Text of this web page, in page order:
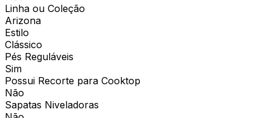
Linha ou Coleção
Arizona
Estilo
Clássico
Pés Reguláveis
Sim
Possui Recorte para Cooktop
Não
Sapatas Niveladoras